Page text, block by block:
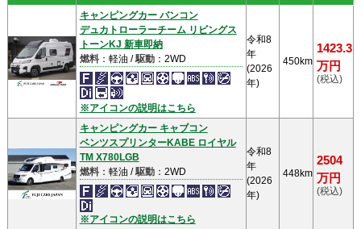
キャンピングカー バンコン
デュカトローラーチーム リビングス
トーンKJ 新車即納
燃料：軽油 /駆動：2WD
※アイコンの説明はこちら
令和8
年
(2026
年)
450km
1423.3
万円
(税込)
キャンピングカー キャブコン
ベンツスプリンターKABE ロイヤル
TM X780LGB
燃料：軽油 /駆動：2WD
※アイコンの説明はこちら
令和8
年
(2026
年)
448km
2504
万円
(税込)